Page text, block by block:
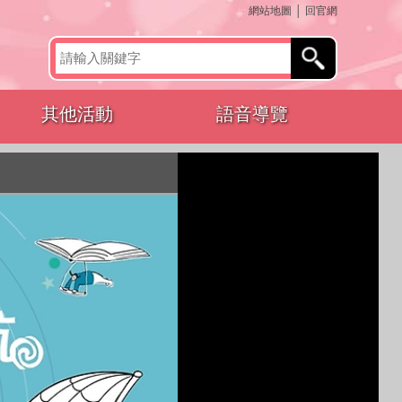
::: 網站地圖 回官網
其他活動 語音導覽